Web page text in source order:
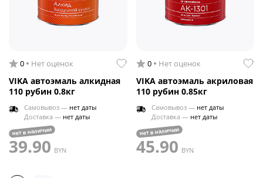
0 Нет оценок
VIKA автоэмаль алкидная
110 рубин 0.8кг
Самовывоз — нет даты
Доставка — нет даты
нет в наличии
39.90 BYN
0 Нет оценок
VIKA автоэмаль акриловая
110 рубин 0.85кг
Самовывоз — нет даты
Доставка — нет даты
нет в наличии
45.90 BYN